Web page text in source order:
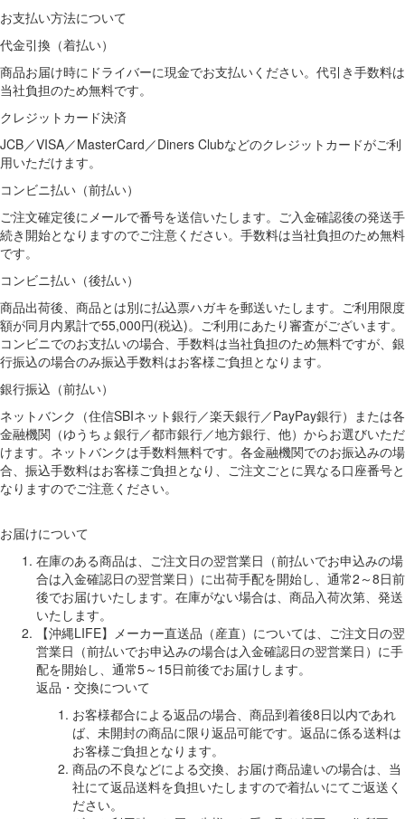
お支払い方法について
代金引換（着払い）
商品お届け時にドライバーに現金でお支払いください。代引き手数料は
当社負担のため無料です。
クレジットカード決済
JCB／VISA／MasterCard／Diners Clubなどのクレジットカードがご利
用いただけます。
コンビニ払い（前払い）
ご注文確定後にメールで番号を送信いたします。ご入金確認後の発送手
続き開始となりますのでご注意ください。手数料は当社負担のため無料
です。
コンビニ払い（後払い）
商品出荷後、商品とは別に払込票ハガキを郵送いたします。ご利用限度
額が同月内累計で55,000円(税込)。ご利用にあたり審査がございます。
コンビニでのお支払いの場合、手数料は当社負担のため無料ですが、銀
行振込の場合のみ振込手数料はお客様ご負担となります。
銀行振込（前払い）
ネットバンク（住信SBIネット銀行／楽天銀行／PayPay銀行）または各
金融機関（ゆうちょ銀行／都市銀行／地方銀行、他）からお選びいただ
けます。ネットバンクは手数料無料です。各金融機関でのお振込みの場
合、振込手数料はお客様ご負担となり、ご注文ごとに異なる口座番号と
なりますのでご注意ください。
お届けについて
在庫のある商品は、ご注文日の翌営業日（前払いでお申込みの場
合は入金確認日の翌営業日）に出荷手配を開始し、通常2～8日前
後でお届けいたします。在庫がない場合は、商品入荷次第、発送
いたします。
【沖縄LIFE】メーカー直送品（産直）については、ご注文日の翌
営業日（前払いでお申込みの場合は入金確認日の翌営業日）に手
配を開始し、通常5～15日前後でお届けします。
返品・交換について
お客様都合による返品の場合、商品到着後8日以内であれ
ば、未開封の商品に限り返品可能です。返品に係る送料は
お客様ご負担となります。
商品の不良などによる交換、お届け商品違いの場合は、当
社にて返品送料を負担いたしますので着払いにてご返送く
ださい。